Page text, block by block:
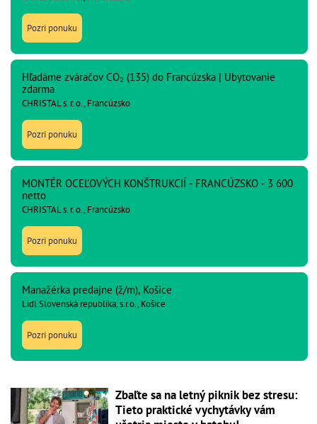
Pozri ponuku
Hľadáme zváračov CO₂ (135) do Francúzska | Ubytovanie
zdarma
CHRISTAL s. r. o., Francúzsko
Pozri ponuku
MONTÉR OCEĽOVÝCH KONŠTRUKCIÍ - FRANCÚZSKO - 3 600
netto
CHRISTAL s. r. o., Francúzsko
Pozri ponuku
Manažérka predajne (ž/m), Košice
Lidl Slovenská republika, s.r.o., Košice
Pozri ponuku
Zbaľte sa na letný piknik bez stresu:
Tieto praktické vychytávky vám